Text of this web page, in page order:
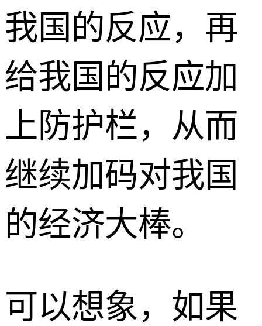
我国的反应，再
给我国的反应加
上防护栏，从而
继续加码对我国
的经济大棒。
可以想象，如果